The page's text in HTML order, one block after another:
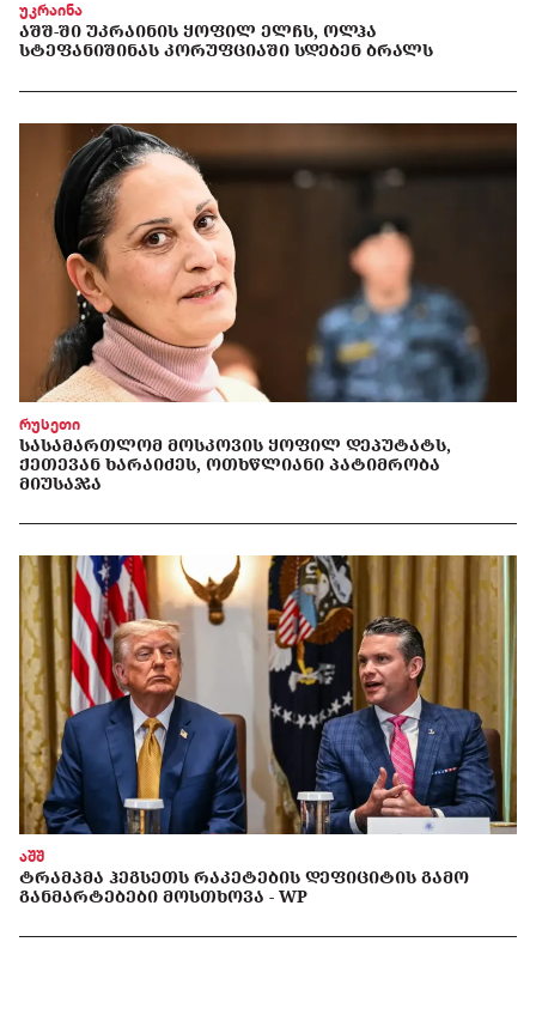
უკრაინა
ᲐᲨᲨ-ᲨᲘ ᲣᲙᲠᲐᲘᲜᲘᲡ ᲧᲝᲤᲘᲚ ᲔᲚᲩᲡ, ᲝᲚᲰᲐ
ᲡᲢᲔᲤᲐᲜᲘᲨᲘᲜᲐᲡ ᲙᲝᲠᲣᲤᲪᲘᲐᲨᲘ ᲡᲓᲔᲑᲔᲜ ᲑᲠᲐᲚᲡ
რუსეთი
ᲡᲐᲡᲐᲛᲐᲠᲗᲚᲝᲛ ᲛᲝᲡᲙᲝᲕᲘᲡ ᲧᲝᲤᲘᲚ ᲓᲔᲞᲣᲢᲐᲢᲡ,
ᲥᲔᲗᲔᲕᲐᲜ ᲮᲐᲠᲐᲘᲫᲔᲡ, ᲝᲗᲮᲬᲚᲘᲐᲜᲘ ᲞᲐᲢᲘᲛᲠᲝᲑᲐ
ᲛᲘᲣᲡᲐᲯᲐ
აშშ
ᲢᲠᲐᲛᲞᲛᲐ ᲰᲔᲒᲡᲔᲗᲡ ᲠᲐᲙᲔᲢᲔᲑᲘᲡ ᲓᲔᲤᲘᲪᲘᲢᲘᲡ ᲒᲐᲛᲝ
ᲒᲐᲜᲛᲐᲠᲢᲔᲑᲔᲑᲘ ᲛᲝᲡᲗᲮᲝᲕᲐ - WP